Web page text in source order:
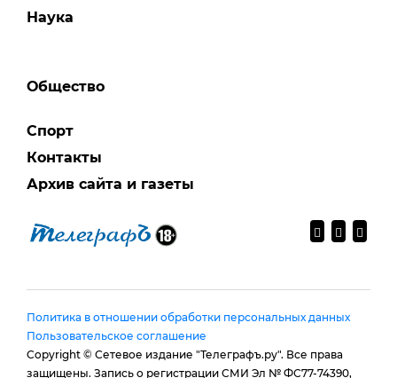
Наука
Общество
Спорт
Контакты
Архив сайта и газеты
Политика в отношении обработки персональных данных
Пользовательское соглашение
Copyright © Сетевое издание "Телеграфъ.ру". Все права
защищены. Запись о регистрации СМИ Эл № ФС77-74390,